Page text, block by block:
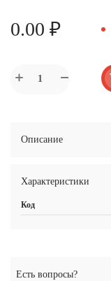
0.00 ₽
Описание
Характеристики
Код
Есть вопросы?